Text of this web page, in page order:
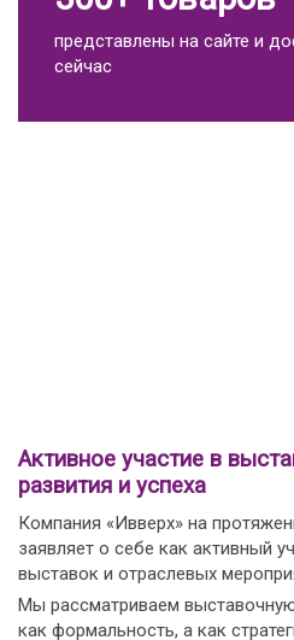
представлены на сайте и
сейчас
Активное участие в
развития и успеха
Компания «Ивверх» на
заявляет о себе как активный
выставок и отраслевых
Мы рассматриваем
как формальность, а как